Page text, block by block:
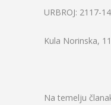
URBROJ: 2117-
Kula Norinska,
Na temelju